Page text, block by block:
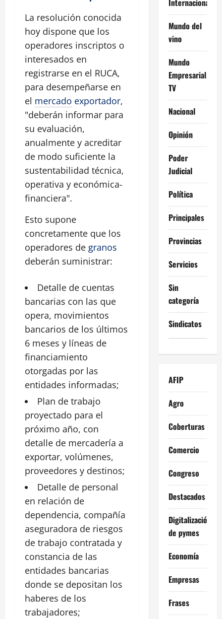
La resolución conocida
hoy dispone que los
operadores inscriptos o
interesados en
registrarse en el RUCA,
para desempeñarse en
el mercado exportador,
"deberán informar para
su evaluación,
anualmente y acreditar
de modo suficiente la
sustentabilidad técnica,
operativa y económica-
financiera".
Esto supone
concretamente que los
operadores de granos
deberán suministrar:
Detalle de cuentas
bancarias con las que
opera, movimientos
bancarios de los últimos
6 meses y líneas de
financiamiento
otorgadas por las
entidades informadas;
Plan de trabajo
proyectado para el
próximo año, con
detalle de mercadería a
exportar, volúmenes,
proveedores y destinos;
Detalle de personal
en relación de
dependencia, compañía
aseguradora de riesgos
de trabajo contratada y
constancia de las
entidades bancarias
donde se depositan los
haberes de los
trabajadores;
Mundo del
vino
Mundo
Empresarial
TV
Nacional
Opinión
Poder
Judicial
Política
Principales
Provincias
Servicios
Sin
categoría
Sindicatos
AFIP
Agro
Coberturas
Comercio
Congreso
Destacados
Digitalización
de pymes
Economía
Empresas
Frases